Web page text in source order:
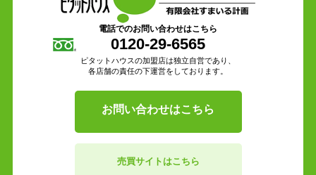
電話でのお問い合わせはこちら
0120-29-6565
ピタットハウスの加盟店は独立自営であり、
各店舗の責任の下運営をしております。
お問い合わせはこちら
売買サイトはこちら